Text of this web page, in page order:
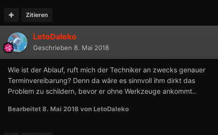
Zitieren
LetoDaleko
Geschrieben 8. Mai 2018
Wie ist der Ablauf, ruft mich der Techniker an zwecks genauer
Terminvereibarung? Denn da wäre es sinnvoll ihm dirkt das
Problem zu schildern, bevor er ohne Werkzeuge ankommt..
Bearbeitet8. Mai 2018 von LetoDaleko